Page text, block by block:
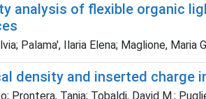
analysis of flexible organic
Palama', Ilaria Elena; Maglione, Maria
density and inserted
Prontera, Tania; Tobaldi, David M.;